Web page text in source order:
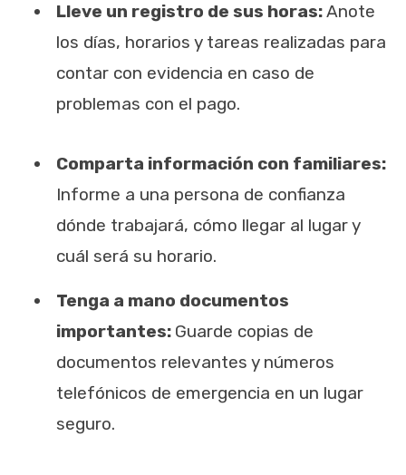
Lleve un registro de sus horas:Anote
los días, horarios y tareas realizadas para
contar con evidencia en caso de
problemas con el pago.
Comparta información con familiares:
Informe a una persona de confianza
dónde trabajará, cómo llegar al lugar y
cuál será su horario.
Tenga a mano documentos
importantes: Guarde copias de
documentos relevantes y números
telefónicos de emergencia en un lugar
seguro.